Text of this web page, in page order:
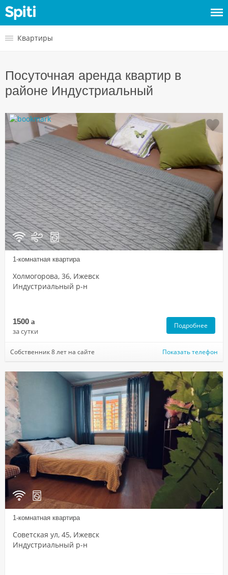
Войти
жилье
Квартиры
Посуточная аренда квартир в
районе Индустриальный
1-комнатная квартира
Холмогорова, 36, Ижевск
Индустриальный р-н
1500 a
за сутки
Подробнее
Собственник 8 лет на сайте Показать телефон
1-комнатная квартира
Советская ул, 45, Ижевск
Индустриальный р-н